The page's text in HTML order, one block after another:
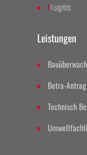
INsights
Leistungen
Betra-Antrag
Technisch